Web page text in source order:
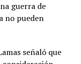
guerra de
no pueden
señaló que